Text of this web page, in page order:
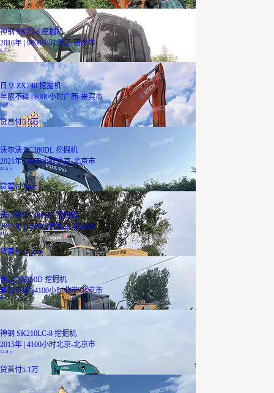
神钢 SK75-8 挖掘机
2016年 | 9800小时浙江-丽水市
6.7万
日立 ZX240 挖掘机
年限不详 | 8000小时广西-来宾市
13.8万
贷首付5.5万
沃尔沃 EC380DL 挖掘机
2021年 | 4000小时北京-北京市
23.5 万
贷首付9.4万
沃尔沃 EC480DL 挖掘机
2021年 | 5500小时北京-北京市
28万
贷首付11.2万
徐工 XE150D 挖掘机
年限不详 | 4100小时北京-北京市
9万
神钢 SK210LC-8 挖掘机
2015年 | 4100小时北京-北京市
12.8
贷首付5.1万